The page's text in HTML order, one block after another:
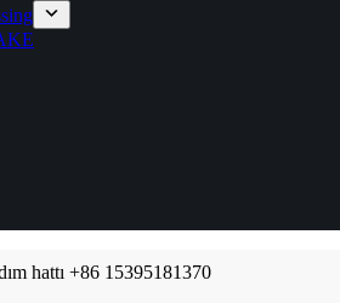
hattı +86 15395181370